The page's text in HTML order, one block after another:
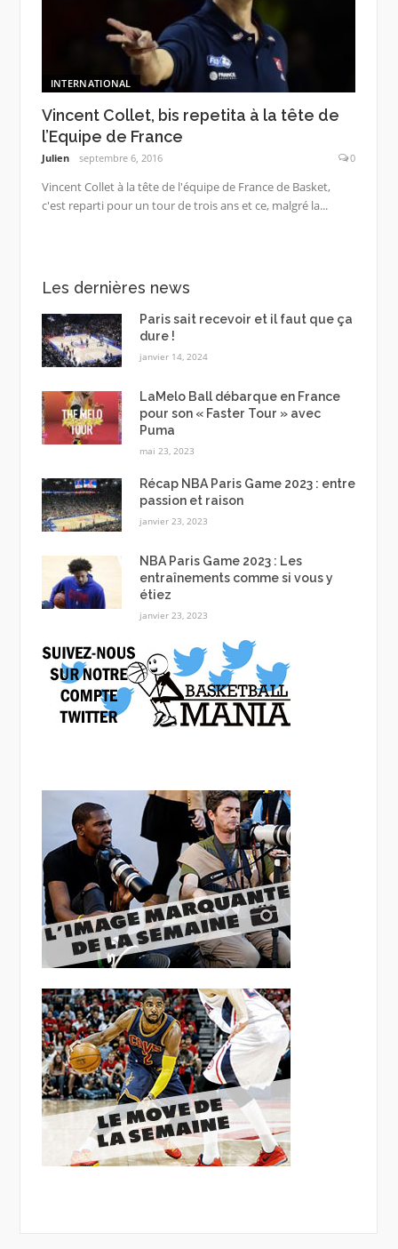
INTERNATIONAL
Vincent Collet, bis repetita à la tête de
l’Equipe de France
Julien septembre 6, 2016 0
Vincent Collet à la tête de l'équipe de France de Basket,
c'est reparti pour un tour de trois ans et ce, malgré la...
Les dernières news
Paris sait recevoir et il faut que ça
dure !
janvier 14, 2024
LaMelo Ball débarque en France
pour son « Faster Tour » avec
Puma
mai 23, 2023
Récap NBA Paris Game 2023 : entre
passion et raison
janvier 23, 2023
NBA Paris Game 2023 : Les
entraînements comme si vous y
étiez
janvier 23, 2023